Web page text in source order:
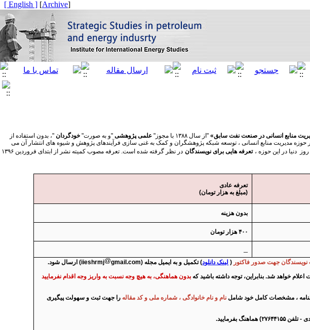
[
Archive
]
[ English ]
منابع انسانی در صنعت نفت سابق» " از سال ۱۳۸۸ با مجوز " علمی پژوهشی "و به صورت" خودگردان "، بدون استفاده از
مدیریت منابع انسانی ، توسعه شبکه پژوهشگران و کمک به غنی سازی فرآیندهای پژوهش و شیوه های انتشار آن می
دنیا در این حوزه ، تعرفه هایی برای نویسندگان
در نظر گرفته شده است. تعرفه مصوب کمیته نشر از ابتدای فروردین ۱۳۹۶
تعرفه عادی
(مبلغ به هزار تومان)
بدون هزینه
۴۰۰ هزار تومان
جهت صدور فاکتور ( لینک دانلود) تکمیل و به ایمیل مجله (iieshrmjgmail.com) ارسال شود.
خواهد شد. بنابراین، توجه داشته باشید که بدون هماهنگی، به هیچ وجه نسبت به واریز وجه اقدام نفرمایید
، مشخصات کامل خود شامل نام و نام خانوادگی ، شماره ملی و کد مقاله را جهت ثبت و سهولت پیگیری
بفرمایید.